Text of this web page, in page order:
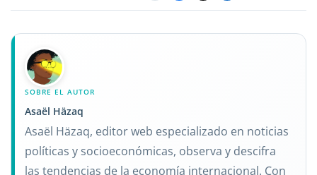
SOBRE EL AUTOR
Asaël Häzaq
Asaël Häzaq, editor web especializado en noticias
políticas y socioeconómicas, observa y descifra
las tendencias de la economía internacional. Con